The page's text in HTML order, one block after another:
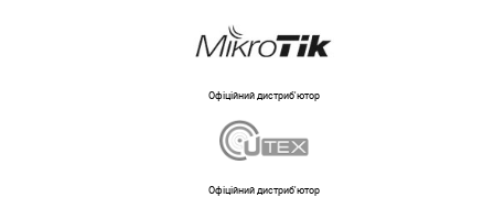
Офіційний дистриб'ютор
Офіційний дистриб'ютор